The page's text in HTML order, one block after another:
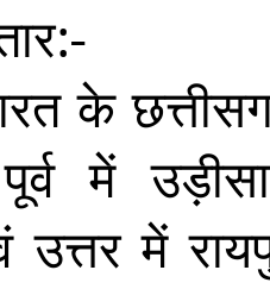
के
में उड़ीसा
में